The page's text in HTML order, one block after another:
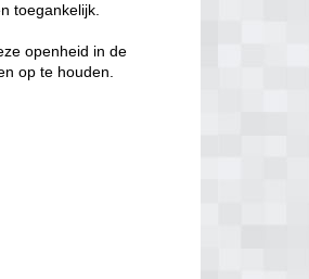
toegankelijk.
openheid in de
op te houden.